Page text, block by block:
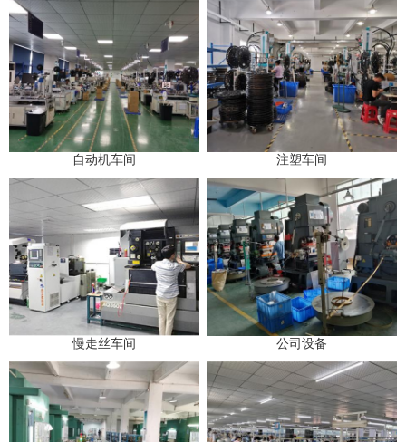
自动机车间 注塑车间
慢走丝车间 公司设备